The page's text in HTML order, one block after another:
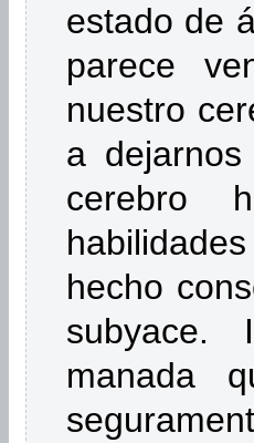
estado de
parece
nuestro
a
cerebro
hecho
subyace.
manada